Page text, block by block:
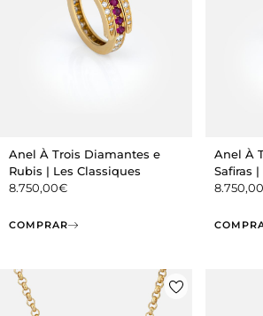
Anel À Trois Diamantes e
Rubis | Les Classiques
8.750,00€
COMPRAR
Anel À
Safiras
8.750,00